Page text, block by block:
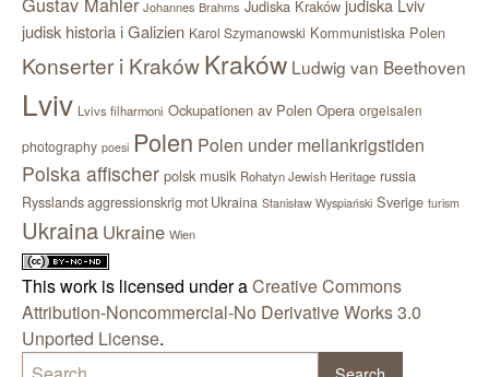
Johannes Brahms Judiska Kraków judiska Lviv
judisk historia i Galizien Karol Szymanowski Kommunistiska Polen
Konserter i KrakówKraków Ludwig van Beethoven
Lviv Lvivs filharmoni Ockupationen av Polen Opera orgelsalen
photography poesi Polen Polen under mellankrigstiden
Polska affischer polsk musik Rohatyn Jewish Heritage russia
Rysslands aggressionskrig mot Ukraina Stanisław Wyspiański Sverige turism
Ukraina Ukraine Wien
This work is licensed under aCreative Commons
Attribution-Noncommercial-No Derivative Works 3.0
Unported License.